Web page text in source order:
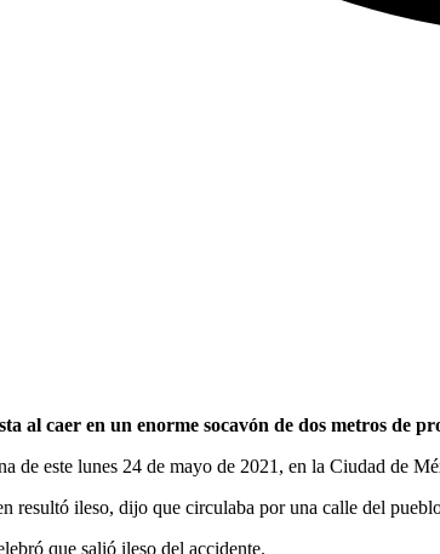
al caer en un enorme socavón de dos metros
de este lunes 24 de mayo de 2021, en la Ciudad de
resultó ileso, dijo que circulaba por una calle del
que salió ileso del accidente.